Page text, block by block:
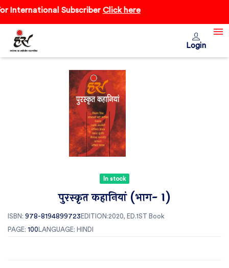
SubscriberClick here
Login
In stock
पुरस्कृत कहानियां (भाग- 1)
ISBN: 978-8194899723 EDITION:2020, ED.1ST Book
PAGE: 100 LANGUAGE: HINDI